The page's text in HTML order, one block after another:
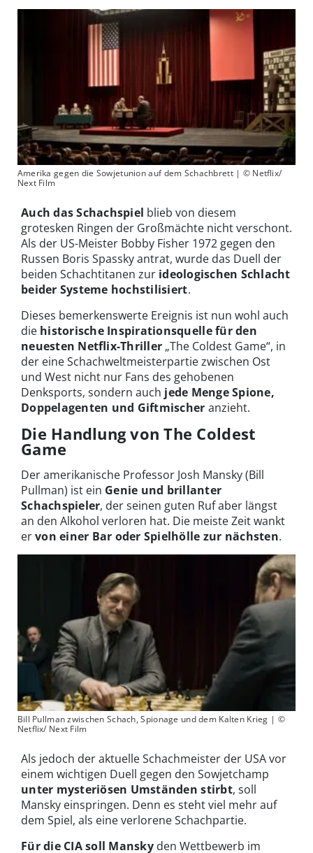
Amerika gegen die Sowjetunion auf dem Schachbrett | © Netflix/
Next Film
Auch das Schachspiel blieb von diesem
grotesken Ringen der Großmächte nicht verschont.
Als der US-Meister Bobby Fisher 1972 gegen den
Russen Boris Spassky antrat, wurde das Duell der
beiden Schachtitanen zur ideologischen Schlacht
beider Systeme hochstilisiert.
Dieses bemerkenswerte Ereignis ist nun wohl auch
die historische Inspirationsquelle für den
neuesten Netflix-Thriller „The Coldest Game“, in
der eine Schachweltmeisterpartie zwischen Ost
und West nicht nur Fans des gehobenen
Denksports, sondern auch jede Menge Spione,
Doppelagenten und Giftmischer anzieht.
Die Handlung von The Coldest
Game
Der amerikanische Professor Josh Mansky (Bill
Pullman) ist ein Genie und brillanter
Schachspieler, der seinen guten Ruf aber längst
an den Alkohol verloren hat. Die meiste Zeit wankt
ervon einer Bar oder Spielhölle zur nächsten.
Bill Pullman zwischen Schach, Spionage und dem Kalten Krieg | ©
Netflix/ Next Film
Als jedoch der aktuelle Schachmeister der USA vor
einem wichtigen Duell gegen den Sowjetchamp
unter mysteriösen Umständen stirbt, soll
Mansky einspringen. Denn es steht viel mehr auf
dem Spiel, als eine verlorene Schachpartie.
Für die CIA soll Manskyden Wettbewerb im